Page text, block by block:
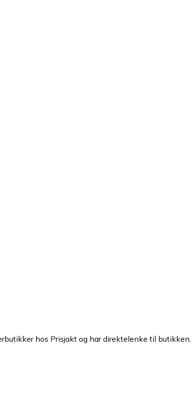
hos Prisjakt og har direktelenke til butikken.